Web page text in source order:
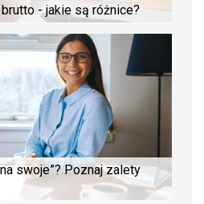
- jakie są różnice?
swoje”? Poznaj zalety